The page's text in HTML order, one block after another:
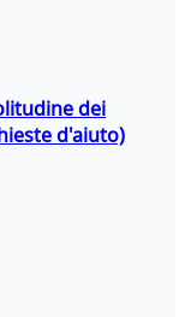
dei
d'aiuto)